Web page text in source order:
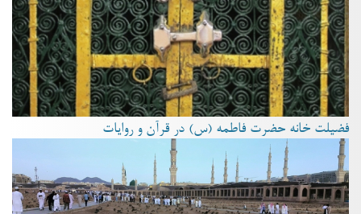
فضیلت خانه حضرت فاطمه (س) در قرآن و روایات